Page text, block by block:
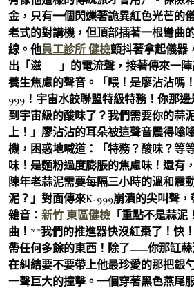
金，只有一個閃爍著詭異紅色光芒的
老式的對講機，但頂部插著一根彎曲
線。他員工診所 健檢顫抖著拿起儀器
出「滋——」的電流聲，接著傳來一
養生焦慮的聲音。「喂！是廖沾沾嗎
999！宇宙水餃聯盟特級特務！你那邊
到宇宙級的酸味了？我們需要你的蒜
上！」廖沾沾的耳朵被這聲音震得嗡
機，困惑地喊道：「特務？酸味？等
味！是麵粉過度膨脹的焦慮味！還有
陳年老蒜泥需要每隔三小時的溫和震
泥？」對面傳來K-999崩潰的尖叫聲
雜音： 新竹 東區健檢 「重點不是蒜
曲！**我們的推進器快沒紅棗了！快
帶任何多餘的東西！除了——你那缸
在糾結要不要帶上他最珍愛的那把銀
一聲巨大的撞擊。一個穿著黑色燕尾